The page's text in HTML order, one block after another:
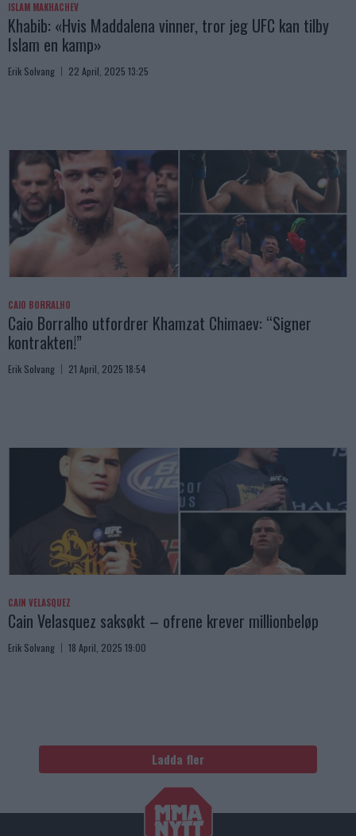
ISLAM MAKHACHEV
Khabib: «Hvis Maddalena vinner, tror jeg UFC kan tilby
Islam en kamp»
Erik Solvang 22 April, 2025 13:25
CAIO BORRALHO
Caio Borralho utfordrer Khamzat Chimaev: “Signer
kontrakten!”
Erik Solvang 21 April, 2025 18:54
CAIN VELASQUEZ
Cain Velasquez saksøkt – ofrene krever millionbeløp
Erik Solvang 18 April, 2025 19:00
Ladda fler